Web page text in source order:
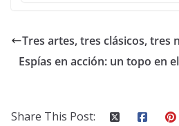
Tres artes, tres clásicos, tres
Espías en acción: un topo en
Share This Post: